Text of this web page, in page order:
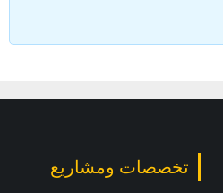
تخصصات ومشاريع